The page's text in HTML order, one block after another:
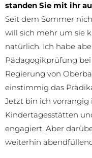
standen Sie mit ihr
Seit dem Sommer
will sich mehr um sie
natürlich. Ich habe
Pädagogikprüfung
Regierung von
einstimmig das
Jetzt bin ich vorrangig
Kindertagesstätten
engagiert. Aber
weiterhin